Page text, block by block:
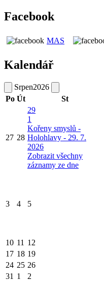
Facebook
MAS
Kalendář
Srpen2026
Po Út St
27 28
29
1
Kořeny smyslů -
Holohlavy - 29. 7.
2026
Zobrazit všechny
záznamy ze dne
3 4 5
10 11 12
17 18 19
24 25 26
31 1 2